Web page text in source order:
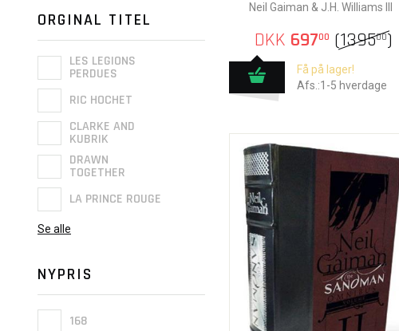
ORGINAL TITEL
LES LEGIONS
PERDUES
RIC HOCHET
CLARKE AND
KUBRIK
DRAWN
TOGETHER
LA PRINCE ROUGE
Se alle
NYPRIS
168
Neil Gaiman & J.H. Williams III
DKK 69700 (139500)
Få på lager!
Afs.:1-5 hverdage